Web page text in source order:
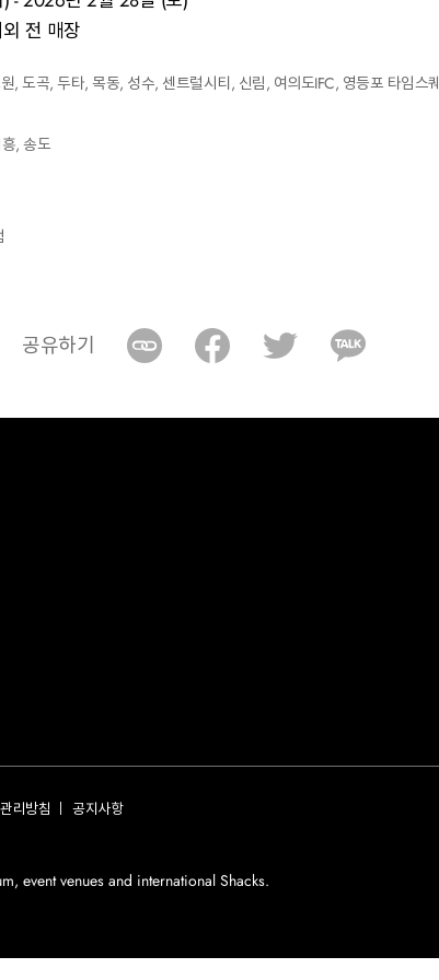
전 매장
, 도곡, 두타, 목동, 성수, 센트럴시티, 신림, 여의도IFC, 영등포 타임스
, 송도
공유하기
리방침 공지사항
event venues and international Shacks.